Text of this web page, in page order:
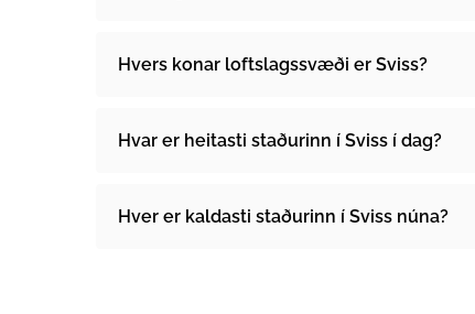
Hvers konar loftslagssvæði er Sviss?
Hvar er heitasti staðurinn í Sviss í dag?
Hver er kaldasti staðurinn í Sviss núna?